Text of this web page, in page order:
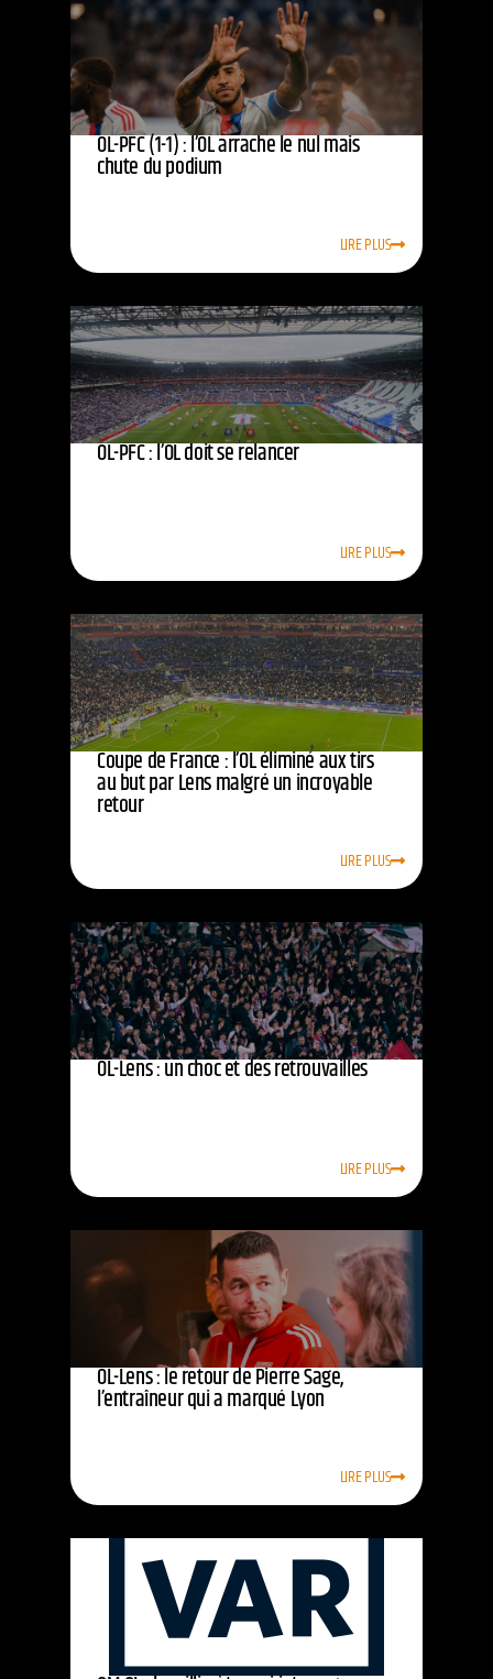
OL-PFC (1-1) : l’OL arrache le nul mais
chute du podium
LIRE PLUS
OL-PFC : l’OL doit se relancer
LIRE PLUS
Coupe de France : l’OL éliminé aux tirs
au but par Lens malgré un incroyable
retour
LIRE PLUS
OL-Lens : un choc et des retrouvailles
LIRE PLUS
OL-Lens : le retour de Pierre Sage,
l’entraîneur qui a marqué Lyon
LIRE PLUS